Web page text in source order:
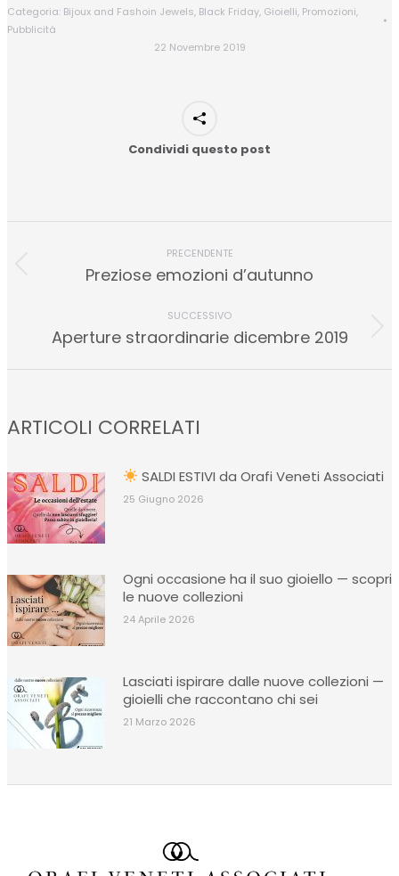
Categoria: Bijoux and Fashoin Jewels, Black Friday, Gioielli, Promozioni,
Pubblicità
22 Novembre 2019
Condividi questo post
NAVIGAZIONE
PRECENDENTE
Stile
Preziose emozioni d’autunno
SUCCESSIVO
Numero
posts:
Aperture straordinarie dicembre 2019
ARTICOLI CORRELATI
SALDI ESTIVI da Orafi Veneti Associati
25 Giugno 2026
Ogni occasione ha il suo gioiello — scopri
le nuove collezioni
24 Aprile 2026
Lasciati ispirare dalle nuove collezioni —
gioielli che raccontano chi sei
21 Marzo 2026